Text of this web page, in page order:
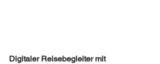
Digitaler Reisebegleiter mit